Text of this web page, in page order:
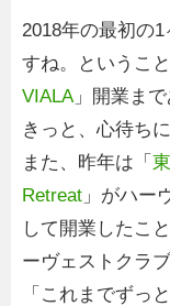
2018年の最初の
すね。というこ
VIALA 」開業ま
きっと、心待ち
また、昨年は「
Retreat 」がハー
して開業したこ
ーヴェストクラ
「これまでずっ